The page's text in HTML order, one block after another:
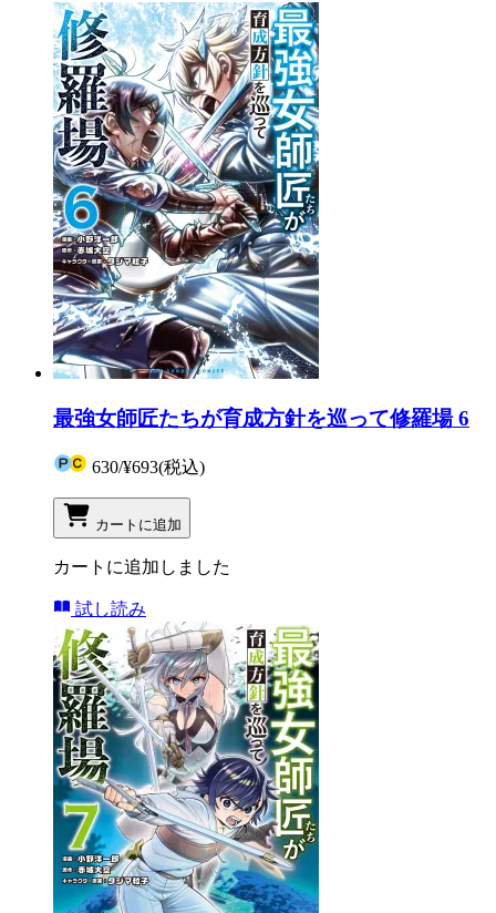
最強女師匠たちが育成方針を巡って修羅場 6
630/¥693(税込)
カートに追加
カートに追加しました
試し読み